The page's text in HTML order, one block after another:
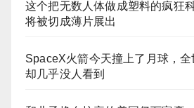
这个把无数人体做成塑料的疯狂
将被切成薄片展出
SpaceX火箭今天撞上了月球，
却几乎没人看到